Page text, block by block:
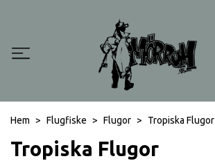
Hem Flugfiske Flugor Tropiska Flugor
Tropiska Flugor